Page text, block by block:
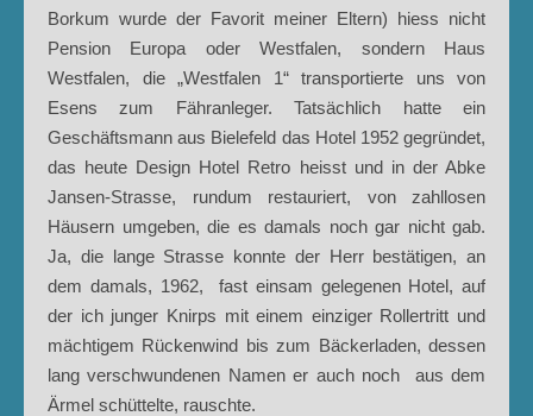
Borkum wurde der Favorit meiner Eltern) hiess nicht
Pension Europa oder Westfalen, sondern Haus
Westfalen, die „Westfalen 1“ transportierte uns von
Esens zum Fähranleger. Tatsächlich hatte ein
Geschäftsmann aus Bielefeld das Hotel 1952 gegründet,
das heute Design Hotel Retro heisst und in der Abke
Jansen-Strasse, rundum restauriert, von zahllosen
Häusern umgeben, die es damals noch gar nicht gab.
Ja, die lange Strasse konnte der Herr bestätigen, an
dem damals, 1962, fast einsam gelegenen Hotel, auf
der ich junger Knirps mit einem einziger Rollertritt und
mächtigem Rückenwind bis zum Bäckerladen, dessen
lang verschwundenen Namen er auch noch aus dem
Ärmel schüttelte, rauschte.